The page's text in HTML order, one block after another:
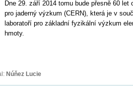
Dne 29. září 2014 tomu bude přesně 60
pro jaderný výzkum (CERN), která je v
laboratoří pro základní fyzikální výzkum
hmoty.
Núňez Lucie